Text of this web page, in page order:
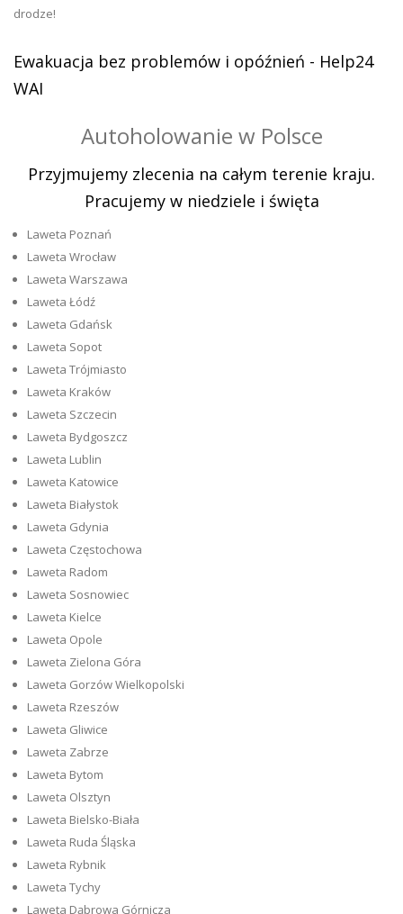
drodze!
Ewakuacja bez problemów i opóźnień - Help24
WAI
Autoholowanie w Polsce
Przyjmujemy zlecenia na całym terenie kraju.
Pracujemy w niedziele i święta
Laweta Poznań
Laweta Wrocław
Laweta Warszawa
Laweta Łódź
Laweta Gdańsk
Laweta Sopot
Laweta Trójmiasto
Laweta Kraków
Laweta Szczecin
Laweta Bydgoszcz
Laweta Lublin
Laweta Katowice
Laweta Białystok
Laweta Gdynia
Laweta Częstochowa
Laweta Radom
Laweta Sosnowiec
Laweta Kielce
Laweta Opole
Laweta Zielona Góra
Laweta Gorzów Wielkopolski
Laweta Rzeszów
Laweta Gliwice
Laweta Zabrze
Laweta Bytom
Laweta Olsztyn
Laweta Bielsko-Biała
Laweta Ruda Śląska
Laweta Rybnik
Laweta Tychy
Laweta Dąbrowa Górnicza